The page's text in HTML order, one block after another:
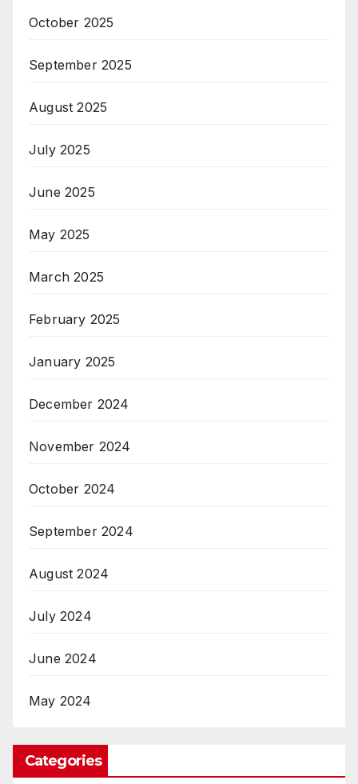
October 2025
September 2025
August 2025
July 2025
June 2025
May 2025
March 2025
February 2025
January 2025
December 2024
November 2024
October 2024
September 2024
August 2024
July 2024
June 2024
May 2024
Categories